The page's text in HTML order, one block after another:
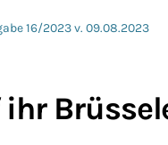
16/2023 v. 09.08.2023